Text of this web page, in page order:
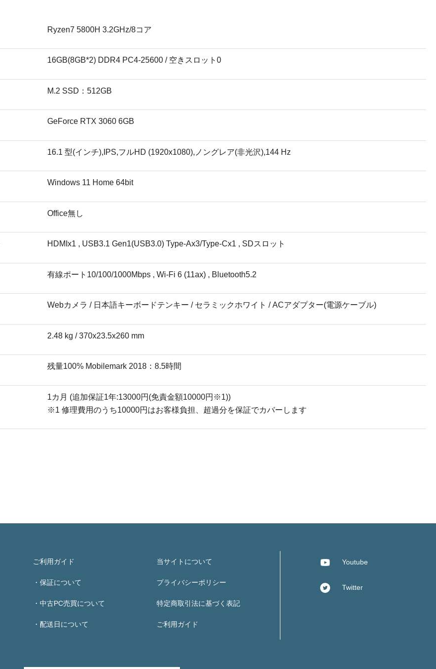
Ryzen7 5800H 3.2GHz/8コア
16GB(8GB*2) DDR4 PC4-25600 / 空きスロット0
M.2 SSD：512GB
GeForce RTX 3060 6GB
16.1 型(インチ),IPS,フルHD (1920x1080),ノングレア(非光沢),144 Hz
Windows 11 Home 64bit
Office無し
HDMIx1 , USB3.1 Gen1(USB3.0) Type-Ax3/Type-Cx1 , SDスロット
有線ポート10/100/1000Mbps , Wi-Fi 6 (11ax) , Bluetooth5.2
Webカメラ / 日本語キーボードテンキー / セラミックホワイト / ACアダプター(電源ケーブル)
2.48 kg / 370x23.5x260 mm
残量100% Mobilemark 2018：8.5時間
1カ月 (追加保証1年:13000円(免責金額10000円※1))
※1 修理費用のうち10000円はお客様負担、超過分を保証でカバーします
ご利用ガイド
・保証について
・中古PC売買について
・配送日について
当サイトについて
プライバシーポリシー
特定商取引法に基づく表記
ご利用ガイド
Youtube
Twitter